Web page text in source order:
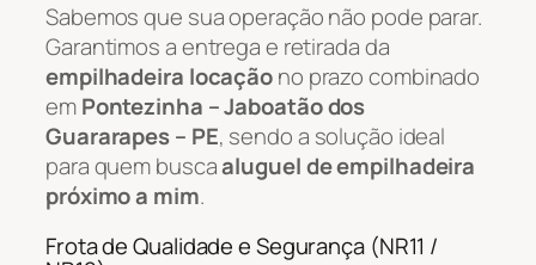
Sabemos que sua operação não pode parar.
Garantimos a entrega e retirada da
empilhadeira locaçãono prazo combinado
emPontezinha – Jaboatão dos
Guararapes – PE, sendo a solução ideal
para quem buscaaluguel de empilhadeira
próximo a mim.
Frota de Qualidade e Segurança (NR11 /